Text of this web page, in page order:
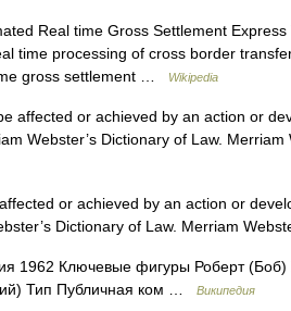
Real time Gross Settlement
time processing of cross border
gross settlement …
Wikipedia
affected or achieved by an action or
Webster’s Dictionary of Law.
or achieved by an action or
Dictionary of Law. Merriam
1962 Ключевые фигуры Роберт (Боб)
Тип Публичная ком …
Википедия